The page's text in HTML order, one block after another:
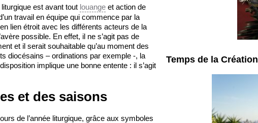
est avant tout louange et action de
travail en équipe qui commence par la
lien étroit avec les différents acteurs de la
possible. En effet, il ne s’agit pas de
et il serait souhaitable qu’au moment des
diocésains – ordinations par exemple -, la
implique une bonne entente : il s’agit
et des saisons
de l’année liturgique, grâce aux symboles
Temps de la Création